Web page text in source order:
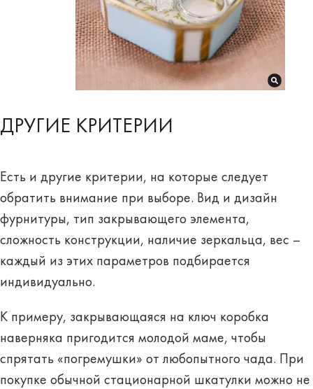
ДРУГИЕ КРИТЕРИИ
Есть и другие критерии, на которые следует
обратить внимание при выборе. Вид и дизайн
фурнитуры, тип закрывающего элемента,
сложность конструкции, наличие зеркальца, вес –
каждый из этих параметров подбирается
индивидуально.
К примеру, закрывающаяся на ключ коробка
наверняка пригодится молодой маме, чтобы
спрятать «погремушки» от любопытного чада. При
покупке обычной стационарной шкатулки можно не